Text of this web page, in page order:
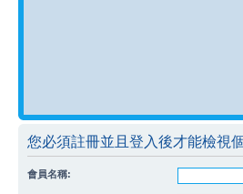
您必須註冊並且登入後才能檢視
會員名稱: